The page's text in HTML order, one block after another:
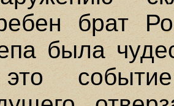
брат
была